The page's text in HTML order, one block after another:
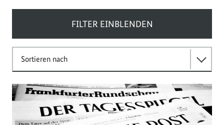
FILTER EINBLENDEN
Sortieren nach